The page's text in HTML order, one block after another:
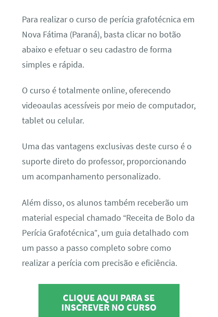
Para realizar o curso de perícia grafotécnica em
Nova Fátima (Paraná), basta clicar no botão
abaixo e efetuar o seu cadastro de forma
simples e rápida.
O curso é totalmente online, oferecendo
videoaulas acessíveis por meio de computador,
tablet ou celular.
Uma das vantagens exclusivas deste curso é o
suporte direto do professor, proporcionando
um acompanhamento personalizado.
Além disso, os alunos também receberão um
material especial chamado “Receita de Bolo da
Perícia Grafotécnica”, um guia detalhado com
um passo a passo completo sobre como
realizar a perícia com precisão e eficiência.
CLIQUE AQUI PARA SE
INSCREVER NO CURSO